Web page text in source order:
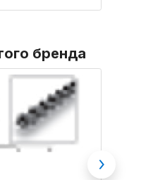
бренда
Next